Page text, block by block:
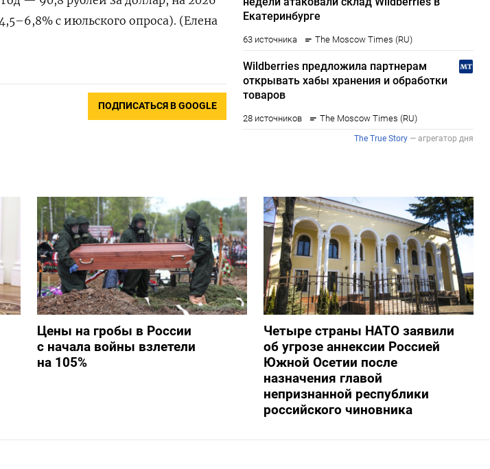
с июльского опроса). (Елена
ПОДПИСАТЬСЯ В GOOGLE
Цены на гробы в России
с начала войны взлетели
на 105%
Четыре страны НАТО заявили
об угрозе аннексии Россией
Южной Осетии после
назначения главой
непризнанной республики
российского чиновника